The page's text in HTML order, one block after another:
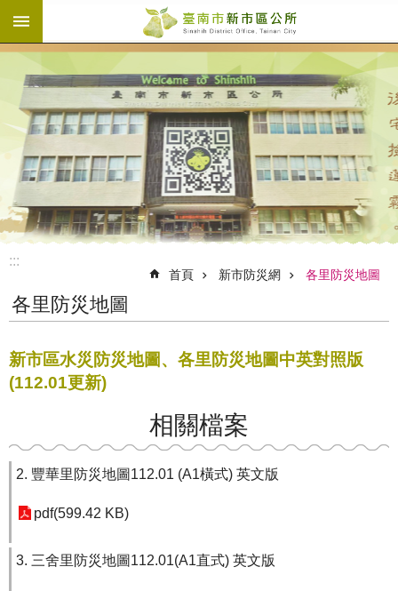
跳到主要內容區塊
:::
首頁 新市防災網 各里防災地圖
各里防災地圖
新市區水災防災地圖、各里防災地圖中英對照版
(112.01更新)
相關檔案
2. 豐華里防災地圖112.01 (A1橫式) 英文版
pdf(599.42 KB)
3. 三舍里防災地圖112.01(A1直式) 英文版